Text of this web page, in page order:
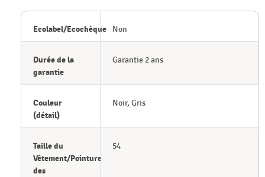
Ecolabel/Ecochèque Non
Durée de la
garantie
Garantie 2 ans
Couleur
(détail)
Noir, Gris
Taille du
Vêtement/Pointure
des
54